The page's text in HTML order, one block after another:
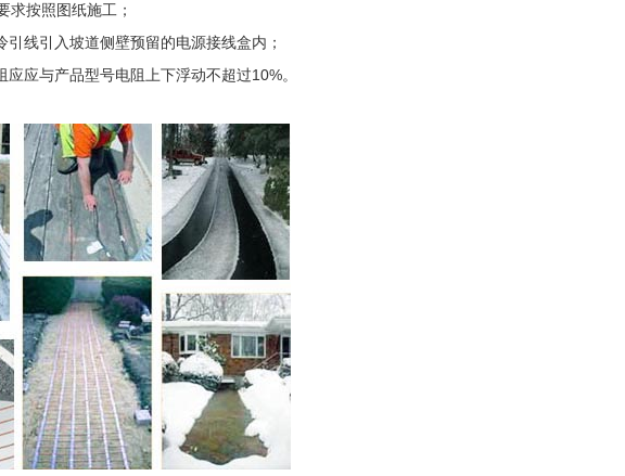
按照图纸施工；
线引入坡道侧壁预留的电源接线盒内；
应与产品型号电阻上下浮动不超过10%。